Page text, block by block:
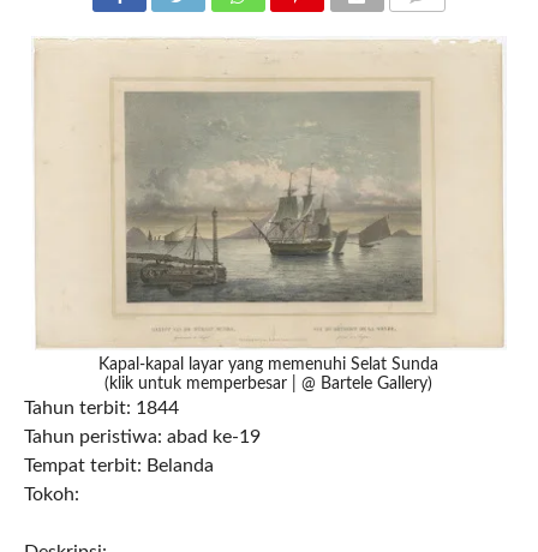
Kapal-kapal layar yang memenuhi Selat Sunda
(klik untuk memperbesar | @ Bartele Gallery)
Tahun terbit: 1844
Tahun peristiwa: abad ke-19
Tempat terbit: Belanda
Tokoh: